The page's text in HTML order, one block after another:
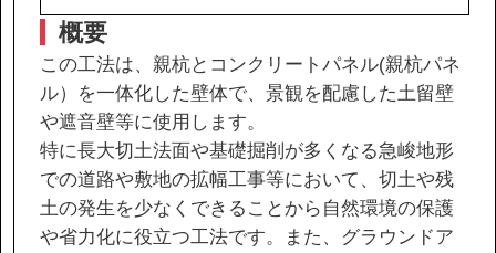
協力会社の皆様へ
個人情報等保護ポリシー
このサイトの使い方
サイトマップ
概要
この工法は、親杭とコンクリートパネル(親杭パネ
ル）を一体化した壁体で、景観を配慮した土留壁
や遮音壁等に使用します。
特に長大切土法面や基礎掘削が多くなる急峻地形
での道路や敷地の拡幅工事等において、切土や残
土の発生を少なくできることから自然環境の保護
や省力化に役立つ工法です。また、グラウンドア